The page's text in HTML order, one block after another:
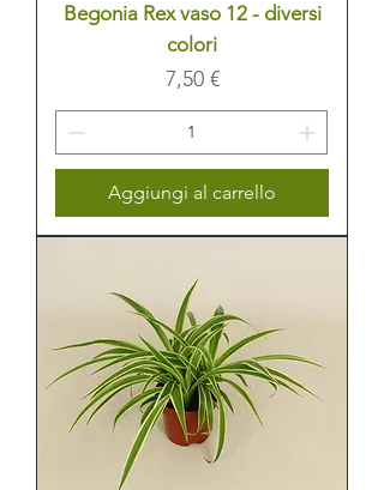
Begonia Rex vaso 12 - diversi
colori
Prezzo
7,50 €
Aggiungi al carrello